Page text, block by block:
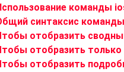
команды
синтаксис
отобразить
отобразить
отобразить